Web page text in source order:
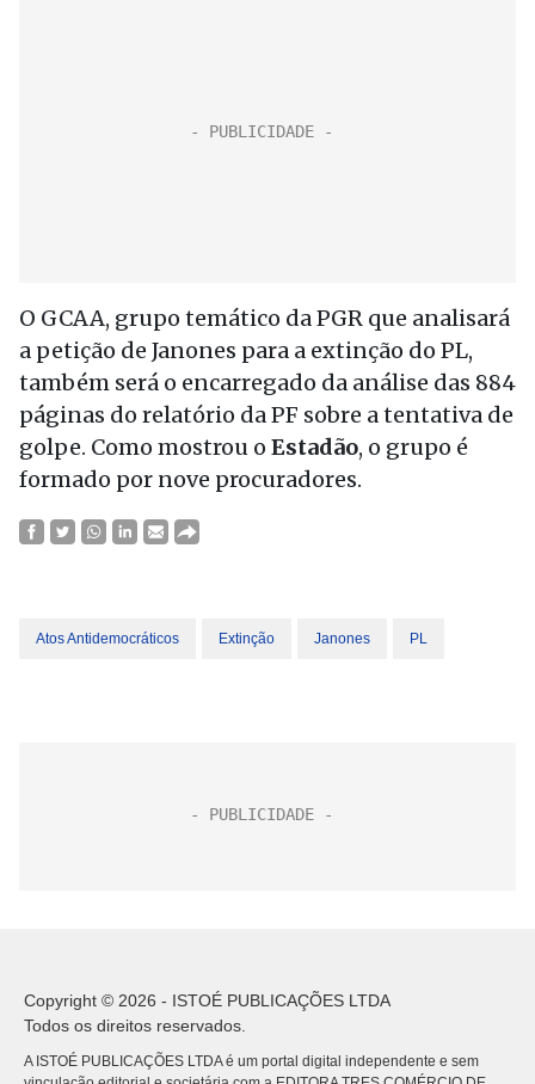
O GCAA, grupo temático da PGR que analisará
a petição de Janones para a extinção do PL,
também será o encarregado da análise das 884
páginas do relatório da PF sobre a tentativa de
golpe. Como mostrou o Estadão, o grupo é
formado por nove procuradores.
Atos Antidemocráticos Extinção Janones PL
Copyright © 2026 - ISTOÉ PUBLICAÇÕES LTDA
Todos os direitos reservados.
A ISTOÉ PUBLICAÇÕES LTDA é um portal digital independente e sem